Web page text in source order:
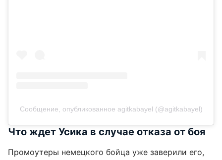
Сообщение, опубликованное agitkabayel (@agitkabayel)
Что ждет Усика в случае отказа от боя
Промоутеры немецкого бойца уже заверили его,